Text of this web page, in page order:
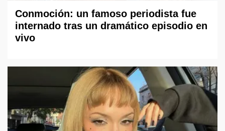
Conmoción: un famoso periodista fue
internado tras un dramático episodio en
vivo